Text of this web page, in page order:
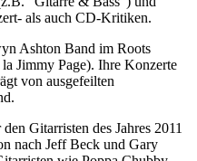
als auch CD-Kritiken.
Ashton Band im Roots
Jimmy Page). Ihre Konzerte
von ausgefeilten
Gitarristen des Jahres 2011
nach Jeff Beck und Gary